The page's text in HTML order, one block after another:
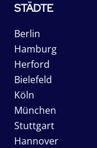
STÄDTE
Berlin
Hamburg
Herford
Bielefeld
Köln
München
Stuttgart
Hannover